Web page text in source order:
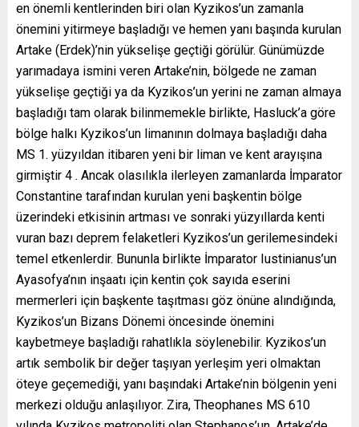
en önemli kentlerinden biri olan Kyzikos’un zamanla
önemini yitirmeye başladığı ve hemen yanı başında kurulan
Artake (Erdek)’nin yükselişe geçtiği görülür. Günümüzde
yarımadaya ismini veren Artake’nin, bölgede ne zaman
yükselişe geçtiği ya da Kyzikos’un yerini ne zaman almaya
başladığı tam olarak bilinmemekle birlikte, Hasluck’a göre
bölge halkı Kyzikos’un limanının dolmaya başladığı daha
MS 1. yüzyıldan itibaren yeni bir liman ve kent arayışına
girmiştir 4 . Ancak olasılıkla ilerleyen zamanlarda İmparator
Constantine tarafından kurulan yeni başkentin bölge
üzerindeki etkisinin artması ve sonraki yüzyıllarda kenti
vuran bazı deprem felaketleri Kyzikos’un gerilemesindeki
temel etkenlerdir. Bununla birlikte İmparator Iustinianus’un
Ayasofya’nın inşaatı için kentin çok sayıda eserini
mermerleri için başkente taşıtması göz önüne alındığında,
Kyzikos’un Bizans Dönemi öncesinde önemini
kaybetmeye başladığı rahatlıkla söylenebilir. Kyzikos’un
artık sembolik bir değer taşıyan yerleşim yeri olmaktan
öteye geçemediği, yanı başındaki Artake’nin bölgenin yeni
merkezi olduğu anlaşılıyor. Zira, Theophanes MS 610